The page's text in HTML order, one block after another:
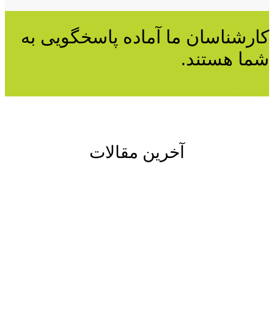
کارشناسان ما آماده پاسخگویی به
شما هستند.
آخرین مقالات